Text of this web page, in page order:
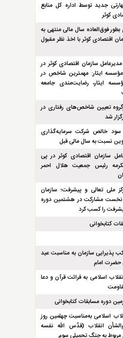
جدید توسط اداره کل منابع
کوثر
فوق‌العاده سال مالی منتهی به
۱۴۰۳ سازمان اقتصادی کوثر با اخذ نظر مقبول
سازمان اقتصادی کوثر در
ایثار: مهمترین شاخص در
ایثار، رضایت‌مندی جامعه
تعیین شاخص‌های رفتاری در
شد
سود خالص شرکت سرمایه‌گذاری
نسبت به سال مالی قبل
سازمان اقتصادی کوثر در پی
رئیس جمعیت هلال احمر
ملی تعالی و پیشرفت؛ سازمان
نخست مشارکت در هشتمین دوره
را کسب کرد
کتابخوانی
پذیرایی سازمان به مناسبت عید
حضرت امام
اسلامی به قرائت قرآن و دعا
دوره مسابقات کتابخوانی
اسلامی به‌مناسبت چهلمین روز
انقلاب (قدّس الله نفسه
مربوط به جنگ تحمیلی سوم